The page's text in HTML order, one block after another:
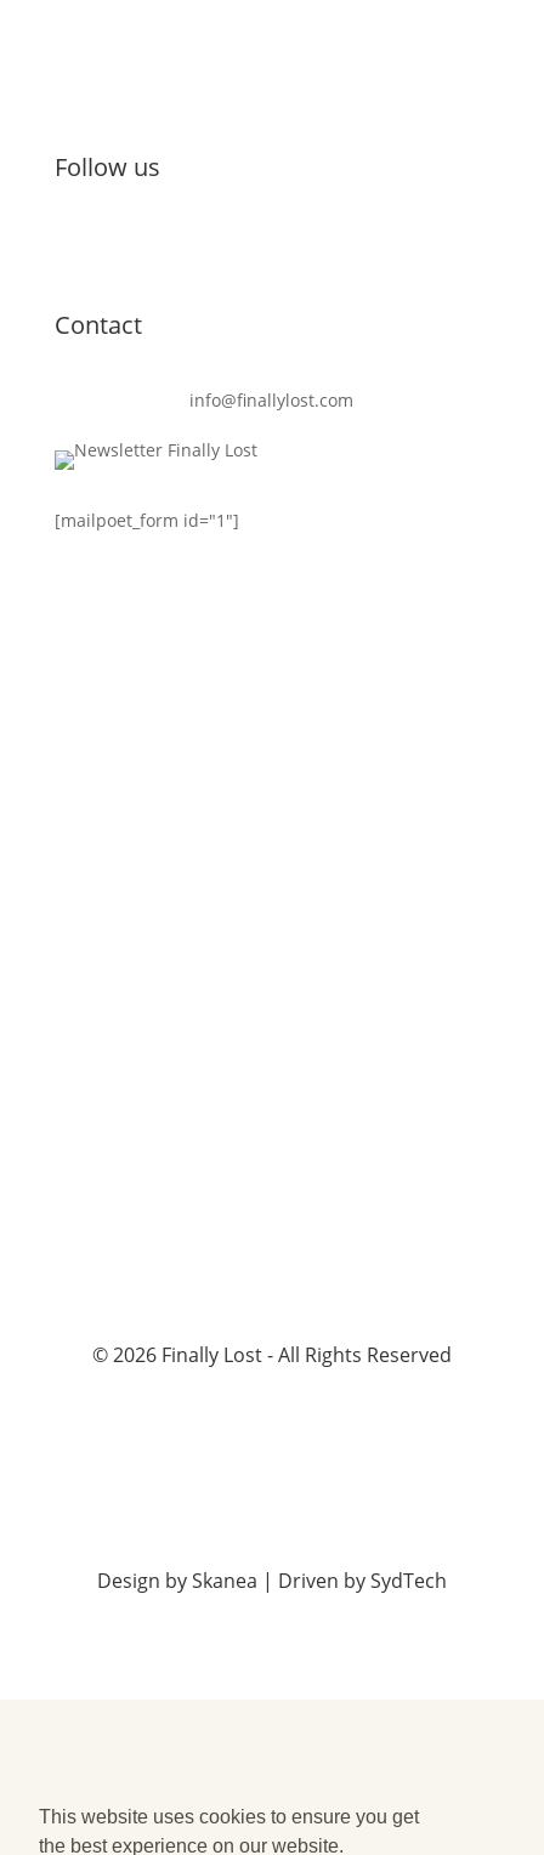
This website uses cookies to ensure you get
the best experience on our website.
Follow us
Contact
info@finallylost.com
[mailpoet_form id="1"]
©2026Finally Lost - All Rights Reserved
Design bySkanea | Driven bySydTech